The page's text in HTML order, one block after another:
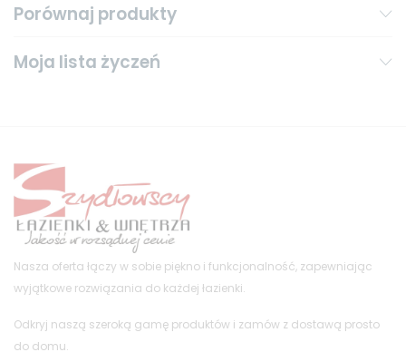
Porównaj produkty
Moja lista życzeń
Nasza oferta łączy w sobie piękno i funkcjonalność, zapewniając
wyjątkowe rozwiązania do każdej łazienki.
Odkryj naszą szeroką gamę produktów i zamów z dostawą prosto
do domu.